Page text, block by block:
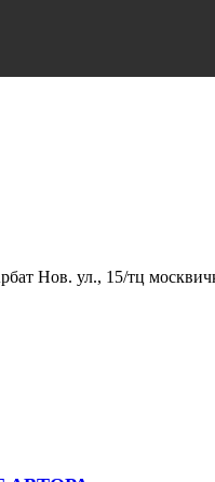
Нов. ул., 15/тц